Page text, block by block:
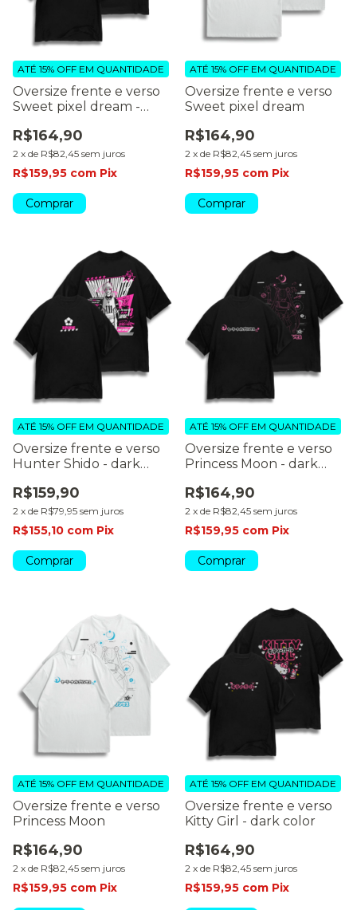
Oversize frente e verso
Sweet pixel dream -
R$164,90
2 x de R$82,45 sem juros
ATÉ 15% OFF EM QUANTIDADE
R$159,95 com Pix
Comprar
Oversize frente e verso
Sweet pixel dream
R$164,90
2 x de R$82,45 sem juros
ATÉ 15% OFF EM QUANTIDADE
R$159,95 com Pix
Comprar
Oversize frente e verso
Hunter Shido - dark
R$159,90
2 x de R$79,95 sem juros
ATÉ 15% OFF EM QUANTIDADE
R$155,10 com Pix
Comprar
Oversize frente e verso
Princess Moon - dark
R$164,90
2 x de R$82,45 sem juros
ATÉ 15% OFF EM QUANTIDADE
R$159,95 com Pix
Comprar
Oversize frente e verso
Princess Moon
R$164,90
2 x de R$82,45 sem juros
ATÉ 15% OFF EM QUANTIDADE
R$159,95 com Pix
Oversize frente e verso
Kitty Girl - dark color
R$164,90
2 x de R$82,45 sem juros
ATÉ 15% OFF EM QUANTIDADE
R$159,95 com Pix